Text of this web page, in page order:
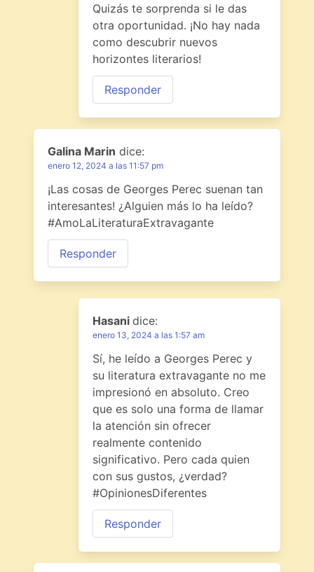
Quizás te sorprenda si le das
otra oportunidad. ¡No hay nada
como descubrir nuevos
horizontes literarios!
Responder
Galina Marin dice:
enero 12, 2024 a las 11:57 pm
¡Las cosas de Georges Perec suenan tan
interesantes! ¿Alguien más lo ha leído?
#AmoLaLiteraturaExtravagante
Responder
Hasani dice:
enero 13, 2024 a las 1:57 am
Sí, he leído a Georges Perec y
su literatura extravagante no me
impresionó en absoluto. Creo
que es solo una forma de llamar
la atención sin ofrecer
realmente contenido
significativo. Pero cada quien
con sus gustos, ¿verdad?
#OpinionesDiferentes
Responder